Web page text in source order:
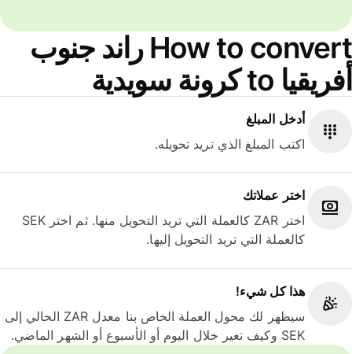
How to convert راند جنوب
أفريقيا to كرونة سويدية
أدخل المبلغ
اكتب المبلغ الذي تريد تحويله.
اختر عملاتك
اختر ZAR كالعملة التي تريد التحويل منها. ثم اختر SEK
كالعملة التي تريد التحويل إليها.
هذا كل شيء‎!
سيظهر لك محول العملة الخاص بنا معدل ZAR الحالي إلى
SEK وكيف تغير خلال اليوم أو الأسبوع أو الشهر الماضي.